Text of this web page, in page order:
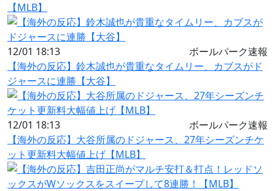
【MLB】
12/01 18:13
ボールパーク速報
【海外の反応】鈴木誠也が貴重なタイムリー、カブスがド
ジャースに連勝【大谷】
12/01 18:13
ボールパーク速報
【海外の反応】大谷所属のドジャース、27年シーズンチケ
ット更新料大幅値上げ【MLB】